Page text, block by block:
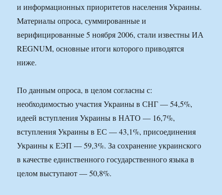
и информационных приоритетов населения Украины.
Материалы опроса, суммированные и
верифицированные 5 ноября 2006, стали известны ИА
REGNUM, основные итоги которого приводятся
ниже.
По данным опроса, в целом согласны с:
необходимостью участия Украины в СНГ — 54,5%,
идеей вступления Украины в НАТО — 16,7%,
вступления Украины в ЕС — 43,1%, присоединения
Украины к ЕЭП — 59,3%. За сохранение украинского
в качестве единственного государственного языка в
целом выступают — 50,8%.